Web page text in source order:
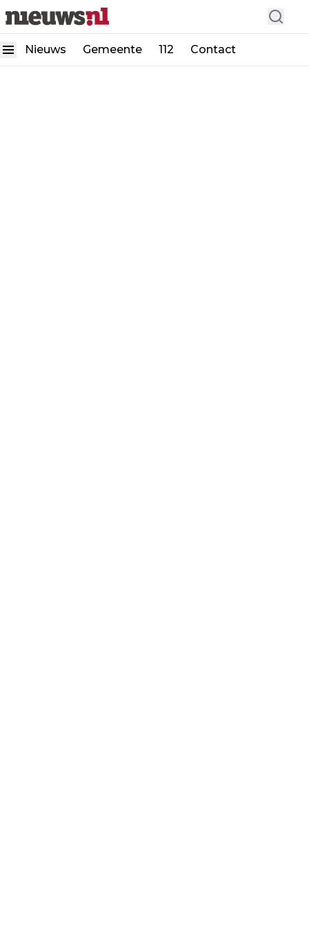
Nieuws Gemeente 112 Contact